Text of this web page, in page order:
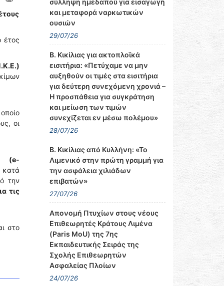
έτος
οι
(e-
την
τις
στο
σύλληψη ημεδαπού για εισαγωγή
και μεταφορά ναρκωτικών
ουσιών
29/07/26
Β. Κικίλιας για ακτοπλοϊκά
εισιτήρια: «Πετύχαμε να μην
αυξηθούν οι τιμές στα εισιτήρια
για δεύτερη συνεχόμενη χρονιά –
Η προσπάθεια για συγκράτηση
και μείωση των τιμών
συνεχίζεται εν μέσω πολέμου»
28/07/26
Β. Κικίλιας από Κυλλήνη: «Το
Λιμενικό στην πρώτη γραμμή για
την ασφάλεια χιλιάδων
επιβατών»
27/07/26
Απονομή Πτυχίων στους νέους
Επιθεωρητές Κράτους Λιμένα
(Paris MoU) της 7ης
Εκπαιδευτικής Σειράς της
Σχολής Επιθεωρητών
Ασφαλείας Πλοίων
24/07/26